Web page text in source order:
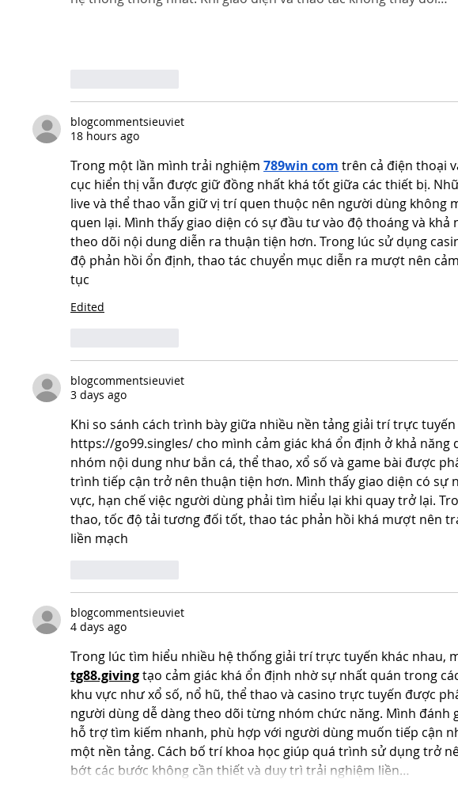
blogcommentsieuviet
18 hours ago
Trong một lần mình trải nghiệm 789win com trên cả điện thoại
cục hiển thị vẫn được giữ đồng nhất khá tốt giữa các thiết bị.
live và thể thao vẫn giữ vị trí quen thuộc nên người dùng không
quen lại. Mình thấy giao diện có sự đầu tư vào độ thoáng và khả
theo dõi nội dung diễn ra thuận tiện hơn. Trong lúc sử dụng
độ phản hồi ổn định, thao tác chuyển mục diễn ra mượt nên
tục
Edited
blogcommentsieuviet
3 days ago
Khi so sánh cách trình bày giữa nhiều nền tảng giải trí trực tuyến
https://go99.singles/ cho mình cảm giác khá ổn định ở khả năng
nhóm nội dung như bắn cá, thể thao, xổ số và game bài được
trình tiếp cận trở nên thuận tiện hơn. Mình thấy giao diện có sự
vực, hạn chế việc người dùng phải tìm hiểu lại khi quay trở lại.
thao, tốc độ tải tương đối tốt, thao tác phản hồi khá mượt nên
liền mạch
blogcommentsieuviet
4 days ago
Trong lúc tìm hiểu nhiều hệ thống giải trí trực tuyến khác nhau,
tg88.givingtạo cảm giác khá ổn định nhờ sự nhất quán trong
khu vực như xổ số, nổ hũ, thể thao và casino trực tuyến được
người dùng dễ dàng theo dõi từng nhóm chức năng. Mình đánh
hỗ trợ tìm kiếm nhanh, phù hợp với người dùng muốn tiếp cận
một nền tảng. Cách bố trí khoa học giúp quá trình sử dụng trở
bớt các bước không cần thiết và duy trì trải nghiệm liền…